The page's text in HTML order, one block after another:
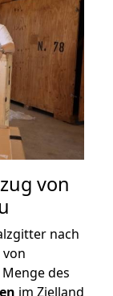
von
nach
des
im Zielland